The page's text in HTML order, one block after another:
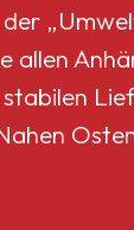
allen